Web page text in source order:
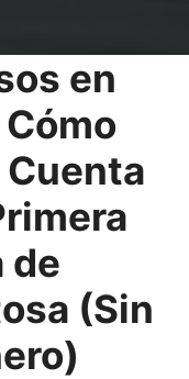
en
de
(Sin